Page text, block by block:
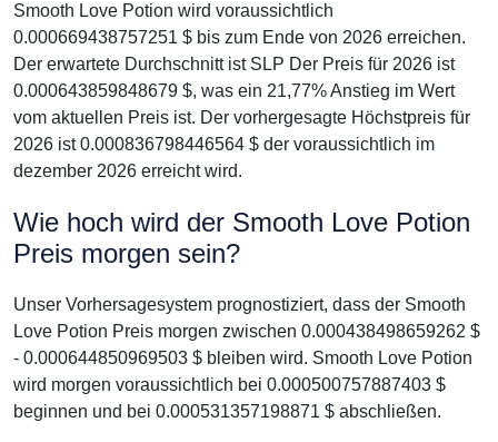
Smooth Love Potion wird voraussichtlich
0.000669438757251 $ bis zum Ende von 2026 erreichen.
Der erwartete Durchschnitt ist SLP Der Preis für 2026 ist
0.000643859848679 $, was ein 21,77% Anstieg im Wert
vom aktuellen Preis ist. Der vorhergesagte Höchstpreis für
2026 ist 0.000836798446564 $ der voraussichtlich im
dezember 2026 erreicht wird.
Wie hoch wird der Smooth Love Potion
Preis morgen sein?
Unser Vorhersagesystem prognostiziert, dass der Smooth
Love Potion Preis morgen zwischen 0.000438498659262 $
- 0.000644850969503 $ bleiben wird. Smooth Love Potion
wird morgen voraussichtlich bei 0.000500757887403 $
beginnen und bei 0.000531357198871 $ abschließen.